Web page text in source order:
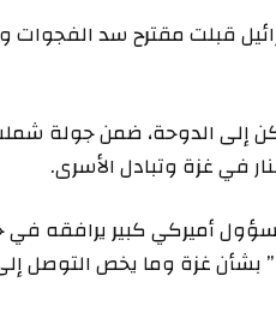
قبلت مقترح سد
إلى الدوحة، ضمن جولة
في غزة وتبادل الأسرى.
أميركي كبير يرافقه
بشأن غزة وما يخص التوصل